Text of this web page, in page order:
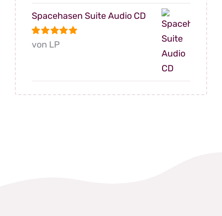
Spacehasen Suite Audio CD
Bewertet
von LP